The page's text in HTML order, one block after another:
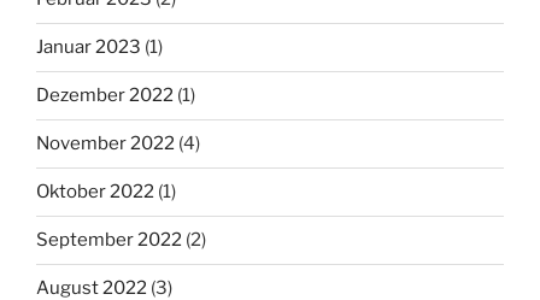
Januar 2023 (1)
Dezember 2022 (1)
November 2022 (4)
Oktober 2022 (1)
September 2022 (2)
August 2022 (3)